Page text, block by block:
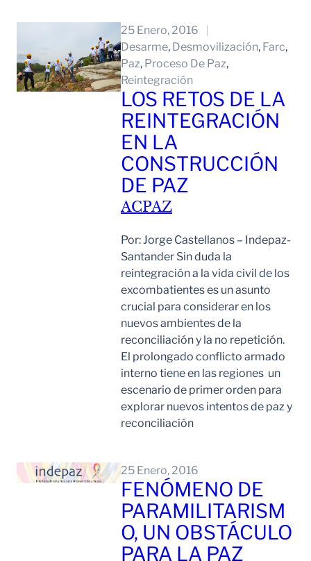
25 Enero, 2016
Desarme, Desmovilización, Farc
Paz, Proceso De Paz
Reintegración
LOS RETOS DE LA
REINTEGRACIÓN
EN LA
CONSTRUCCIÓN
DE PAZ
ACPAZ
Por: Jorge Castellanos – Indepaz-
Santander Sin duda la
reintegración a la vida civil de los
excombatientes es un asunto
crucial para considerar en los
nuevos ambientes de la
reconciliación y la no repetición.
El prolongado conflicto armado
interno tiene en las regiones un
escenario de primer orden para
explorar nuevos intentos de paz y
reconciliación
25 Enero, 2016
FENÓMENO DE
PARAMILITARISM
O, UN OBSTÁCULO
PARA LA PAZ